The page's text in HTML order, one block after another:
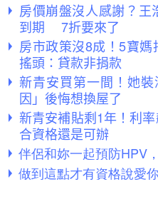
房價崩盤沒人感謝？
到期 7折要來了
房市政策沒8成！5寶
搖頭：貸款非捐款
新青安買第一間！她
因」後悔想換屋了
新青安補貼剩1年！利
合資格還是可辦